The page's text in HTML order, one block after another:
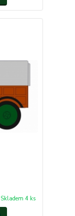
Skladem 4 ks